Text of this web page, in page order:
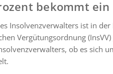
bekommt
Insolvenzverwalters ist in
Vergütungsordnung
ob es sich